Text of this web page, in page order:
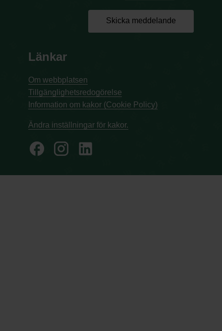
Skicka meddelande
Länkar
Om webbplatsen
Tillgänglighetsredogörelse
Information om kakor (Cookie Policy)
Ändra inställningar för kakor.
facebook